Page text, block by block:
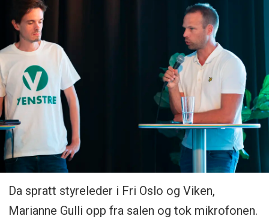
Da spratt styreleder i Fri Oslo og Viken,
Marianne Gulli opp fra salen og tok mikrofonen.